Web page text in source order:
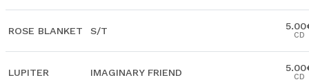
ROSE BLANKET S/T CD
LUPITER IMAGINARY FRIEND CD